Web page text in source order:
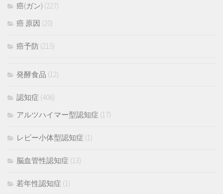
癌(ガン) (227)
癌 原因 (20)
癌予防 (215)
発酵食品 (12)
認知症 (406)
アルツハイマー型認知症 (17)
レビー小体型認知症 (1)
脳血管性認知症 (13)
若年性認知症 (1)